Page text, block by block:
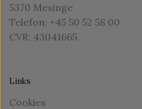
5370 Mesinge
Telefon: +45 50 52 58 00
CVR: 43041665
Links
Cookies